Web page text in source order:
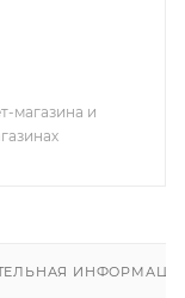
магазина и